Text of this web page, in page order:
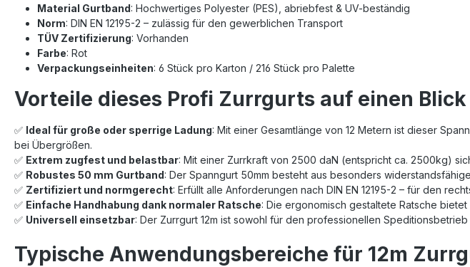
Material Gurtband: Hochwertiges Polyester (PES), abriebfest & UV-beständig
Norm: DIN EN 12195-2 – zulässig für den gewerblichen Transport
TÜV Zertifizierung: Vorhanden
Farbe: Rot
Verpackungseinheiten: 6 Stück pro Karton / 216 Stück pro Palette
Vorteile dieses Profi Zurrgurts auf einen Blick
✅ Ideal für große oder sperrige Ladung: Mit einer Gesamtlänge von 12 Metern ist dieser
bei Übergrößen.
✅ Extrem zugfest und belastbar: Mit einer Zurrkraft von 2500 daN (entspricht ca. 2500kg)
✅ Robustes 50 mm Gurtband: Der Spanngurt 50mm besteht aus besonders
✅ Zertifiziert und normgerecht: Erfüllt alle Anforderungen nach DIN EN 12195-2 – für den
✅ Einfache Handhabung dank normaler Ratsche: Die ergonomisch gestaltete Ratsche
✅ Universell einsetzbar: Der Zurrgurt 12m ist sowohl für den professionellen
Typische Anwendungsbereiche für 12m